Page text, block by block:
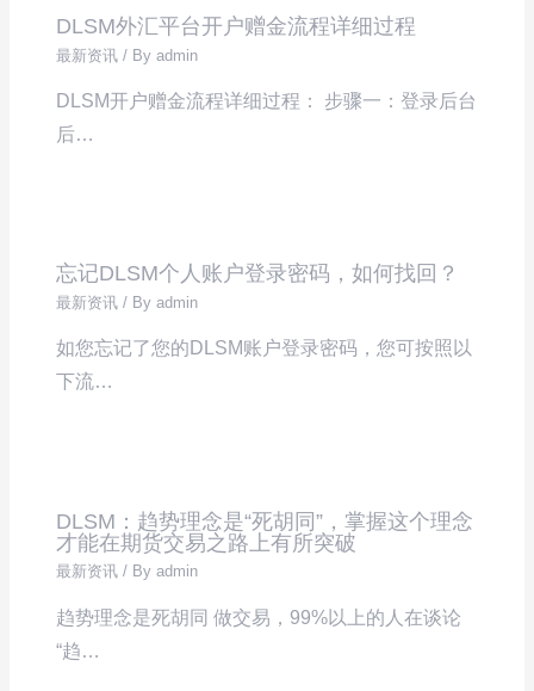
DLSM外汇平台开户赠金流程详细过程
最新资讯 / Byadmin
DLSM开户赠金流程详细过程： 步骤一：登录后台
后…
忘记DLSM个人账户登录密码，如何找回？
最新资讯 / Byadmin
如您忘记了您的DLSM账户登录密码，您可按照以
下流…
DLSM：趋势理念是“死胡同”，掌握这个理念
才能在期货交易之路上有所突破
最新资讯 / Byadmin
趋势理念是死胡同 做交易，99%以上的人在谈论
“趋…